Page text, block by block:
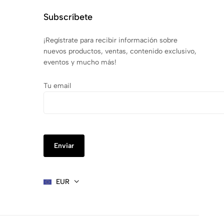
disponible para las piernas.
su parte, suelen tener una presencia más ligera
requiera cada material.
el modelo está recomendado para un uso
o dificultar el paso entre mesas. Antes de realizar
Subscríbete
¡Regístrate para recibir información sobre
nuevos productos, ventas, contenido exclusivo,
eventos y mucho más!
Tu email
EUR